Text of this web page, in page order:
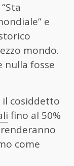
e
mondo.
nulla fosse
il cosiddetto
fino al 50%
renderanno
come